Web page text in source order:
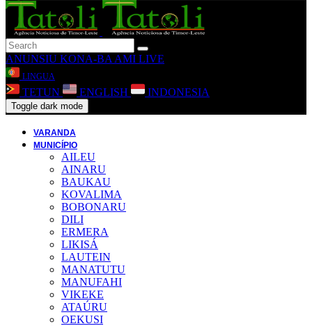
ANUNSIU KONA-BA AMI LIVE
LINGUA
TETUN ENGLISH INDONESIA
Toggle dark mode
VARANDA
MUNICÍPIO
AILEU
AINARU
BAUKAU
KOVALIMA
BOBONARU
DILI
ERMERA
LIKISÁ
LAUTEIN
MANATUTU
MANUFAHI
VIKEKE
ATAÚRU
OEKUSI